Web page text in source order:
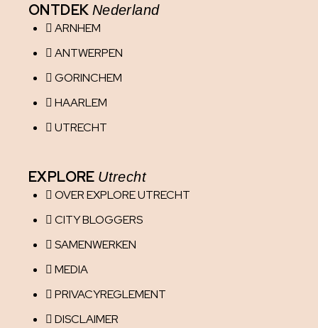
ONTDEK Nederland
ARNHEM
ANTWERPEN
GORINCHEM
HAARLEM
UTRECHT
EXPLORE Utrecht
OVER EXPLORE UTRECHT
CITY BLOGGERS
SAMENWERKEN
MEDIA
PRIVACYREGLEMENT
DISCLAIMER